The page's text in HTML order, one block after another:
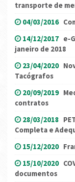
transporte de
04/03/2016
14/12/2017 e-
janeiro de 2018
23/04/2020
Tacógrafos
20/09/2019
contratos
28/03/2018
Completa e
15/12/2020
15/10/2020
documentos